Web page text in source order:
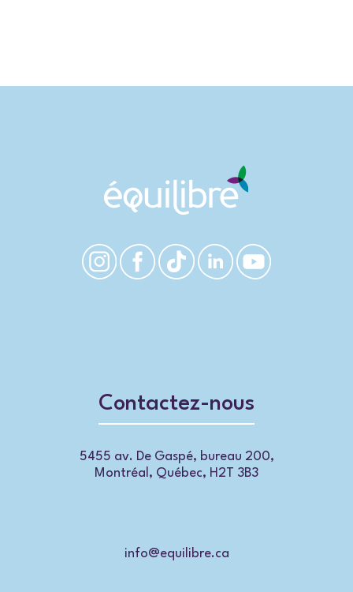
Contactez-nous
5455 av. De Gaspé, bureau 200,
Montréal, Québec, H2T 3B3
info@equilibre.ca